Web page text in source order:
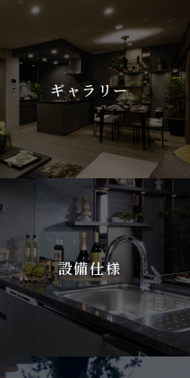
ギャラリー
設備仕様